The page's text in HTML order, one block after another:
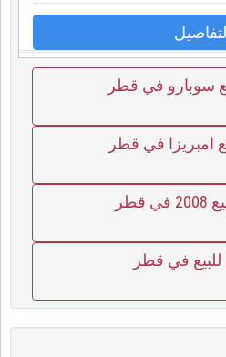
سوبارو في قطر
امبريزا في قطر
في قطر